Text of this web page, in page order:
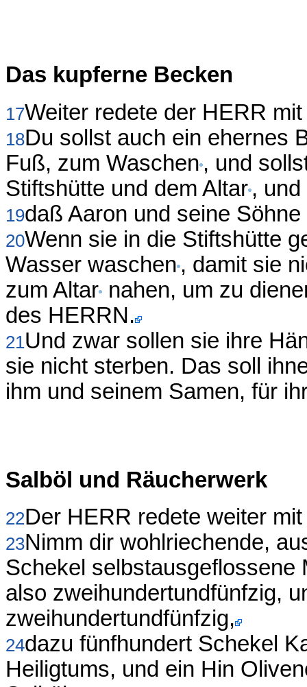
Das kupferne Becken
17Weiter redete der HERR
18Du sollst auch ein ehernes
Fuß, zum Waschen , und
Stiftshütte und dem Altar ,
19daß Aaron und seine
20Wenn sie in die Stiftshütte
Wasser waschen , damit sie
zum Altar nahen, um zu
des HERRN.
21Und zwar sollen sie ihre
sie nicht sterben. Das soll
ihm und seinem Samen, für
Salböl und Räucherwerk
22Der HERR redete weiter
23Nimm dir wohlriechende,
Schekel selbstausgeflossene
also zweihundertundfünfzig,
zweihundertundfünfzig,
24dazu fünfhundert Schekel
Heiligtums, und ein Hin